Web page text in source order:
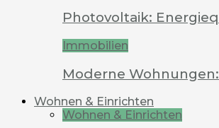
Photovoltaik:
Immobilien
Moderne
Wohnen & Einrichten
Wohnen & Einrichten